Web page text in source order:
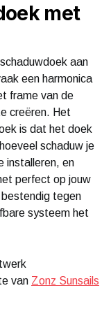
met
aan
een harmonica
frame van de
creëren. Het
is dat het doek
schaduw je
installeren, en
perfect op jouw
tegen
systeem het
van Zonz Sunsails